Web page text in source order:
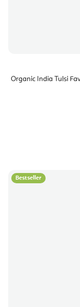
Organic India Tulsi
Bestseller